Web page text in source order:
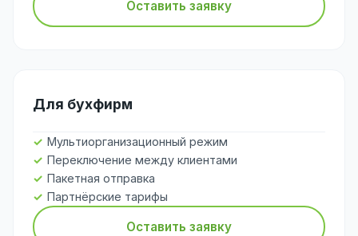
Оставить заявку
Для бухфирм
Мультиорганизационный режим
Переключение между клиентами
Пакетная отправка
Партнёрские тарифы
Оставить заявку